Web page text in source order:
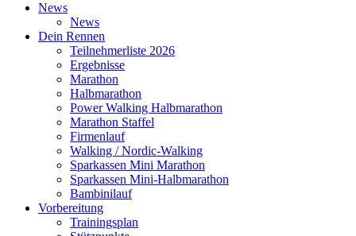
News
News
Dein Rennen
Teilnehmerliste 2026
Ergebnisse
Marathon
Halbmarathon
Power Walking Halbmarathon
Marathon Staffel
Firmenlauf
Walking / Nordic-Walking
Sparkassen Mini Marathon
Sparkassen Mini-Halbmarathon
Bambinilauf
Vorbereitung
Trainingsplan